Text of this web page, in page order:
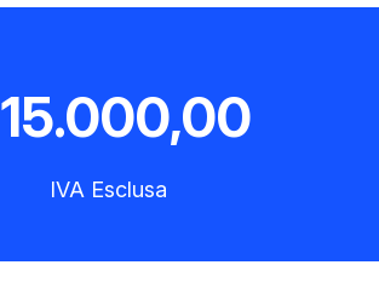
15.000,00
IVA Esclusa